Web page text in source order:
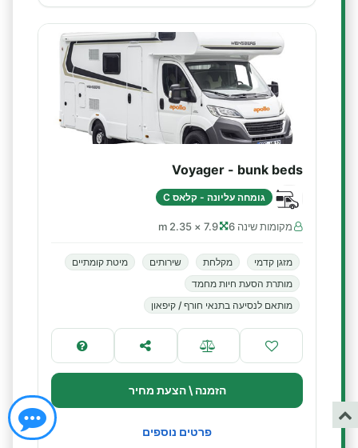
Voyager - bunk beds
גומחה עליונה - קלאס C
מקומות שינה 6 7.9 × 2.35 m
מזגן קדמי מקלחת שירותים
מיטת קומתיים
מותרת הסעת חיות מחמד
מותאם לנסיעה בתנאי חורף / קיפאון
הזמנה \ הצעת מחיר
פרטים נוספים